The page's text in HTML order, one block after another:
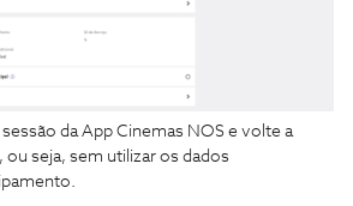
da App Cinemas NOS e volte a
ou seja, sem utilizar os dados